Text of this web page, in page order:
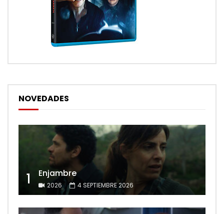
NOVEDADES
1 Enjambre
2026 4 SEPTIEMBRE 2026